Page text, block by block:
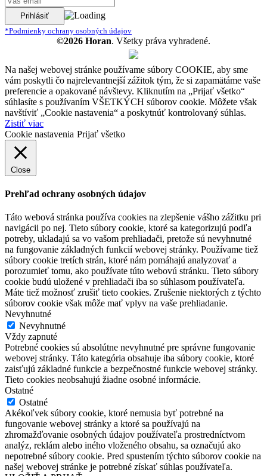
*Podmienky ochrany osobných údajov
©2026 Horan. Všetky práva vyhradené.
Na našej webovej stránke používame súbory COOKIE, aby sme
vám poskytli čo najrelevantnejší zážitok tým, že si zapamätáme vaše
preferencie a opakované návštevy. Kliknutím na „Prijať všetko“
súhlasíte s používaním VŠETKÝCH súborov cookie. Môžete však
navštíviť „Cookie nastavenia“ a poskytnúť kontrolovaný súhlas.
Zistiť viac
Cookie nastavenia Prijať všetko
Close
Prehľad ochrany osobných údajov
Táto webová stránka používa cookies na zlepšenie vášho zážitku pri
navigácii po nej. Tieto súbory cookie, ktoré sa kategorizujú podľa
potreby, ukladajú sa vo vašom prehliadači, pretože sú nevyhnutné
na fungovanie základných funkcií webovej stránky. Používame tiež
súbory cookie tretích strán, ktoré nám pomáhajú analyzovať a
porozumieť tomu, ako používate túto webovú stránku. Tieto súbory
cookie budú uložené v prehliadači iba so súhlasom používateľa.
Máte tiež možnosť zrušiť tieto cookies. Zrušenie niektorých z týchto
súborov cookie však môže mať vplyv na vaše prehliadanie.
Nevyhnutné
Nevyhnutné
Vždy zapnuté
Potrebné cookies sú absolútne nevyhnutné pre správne fungovanie
webovej stránky. Táto kategória obsahuje iba súbory cookie, ktoré
zaisťujú základné funkcie a bezpečnostné funkcie webovej stránky.
Tieto cookies neobsahujú žiadne osobné informácie.
Ostatné
Ostatné
Akékoľvek súbory cookie, ktoré nemusia byť potrebné na
fungovanie webovej stránky a ktoré sa používajú na
zhromažďovanie osobných údajov používateľa prostredníctvom
analýz, reklám alebo iného vloženého obsahu, sa označujú ako
nepotrebné súbory cookie. Pred spustením týchto súborov cookie na
našej webovej stránke je potrebné získať súhlas používateľa.